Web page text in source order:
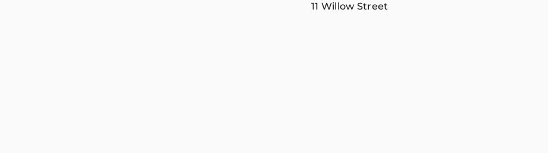
11 Willow Street